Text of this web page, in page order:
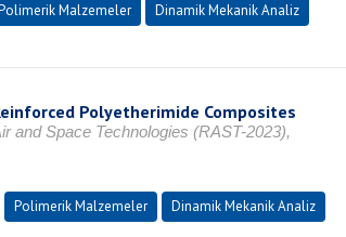
Malzemeler Dinamik Mekanik Analiz
Polyetherimide Composites
and Space Technologies (RAST-2023),
Polimerik Malzemeler Dinamik Mekanik Analiz